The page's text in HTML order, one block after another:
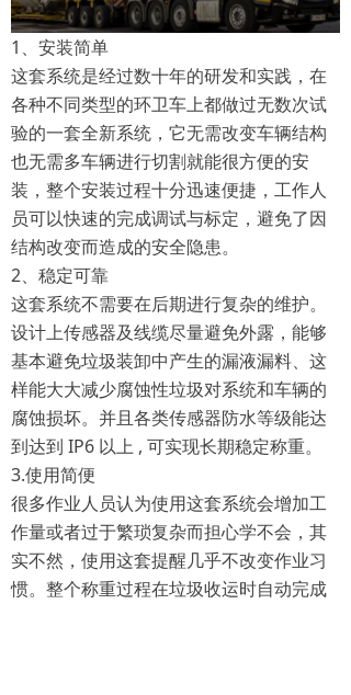
1、安装简单
这套系统是经过数十年的研发和实践，在
各种不同类型的环卫车上都做过无数次试
验的一套全新系统，它无需改变车辆结构
也无需多车辆进行切割就能很方便的安
装，整个安装过程十分迅速便捷，工作人
员可以快速的完成调试与标定，避免了因
结构改变而造成的安全隐患。
2、稳定可靠
这套系统不需要在后期进行复杂的维护。
设计上传感器及线缆尽量避免外露，能够
基本避免垃圾装卸中产生的漏液漏料、这
样能大大减少腐蚀性垃圾对系统和车辆的
腐蚀损坏。并且各类传感器防水等级能达
到达到 IP6 以上 , 可实现长期稳定称重。
3.使用简便
很多作业人员认为使用这套系统会增加工
作量或者过于繁琐复杂而担心学不会，其
实不然，使用这套提醒几乎不改变作业习
惯。整个称重过程在垃圾收运时自动完成